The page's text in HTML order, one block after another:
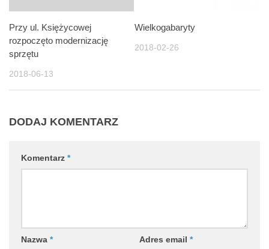
Przy ul. Księżycowej
rozpoczęto modernizację
sprzętu
2018-06-13
Wielkogabaryty
2018-02-26
DODAJ KOMENTARZ
Komentarz *
Nazwa * Adres email *